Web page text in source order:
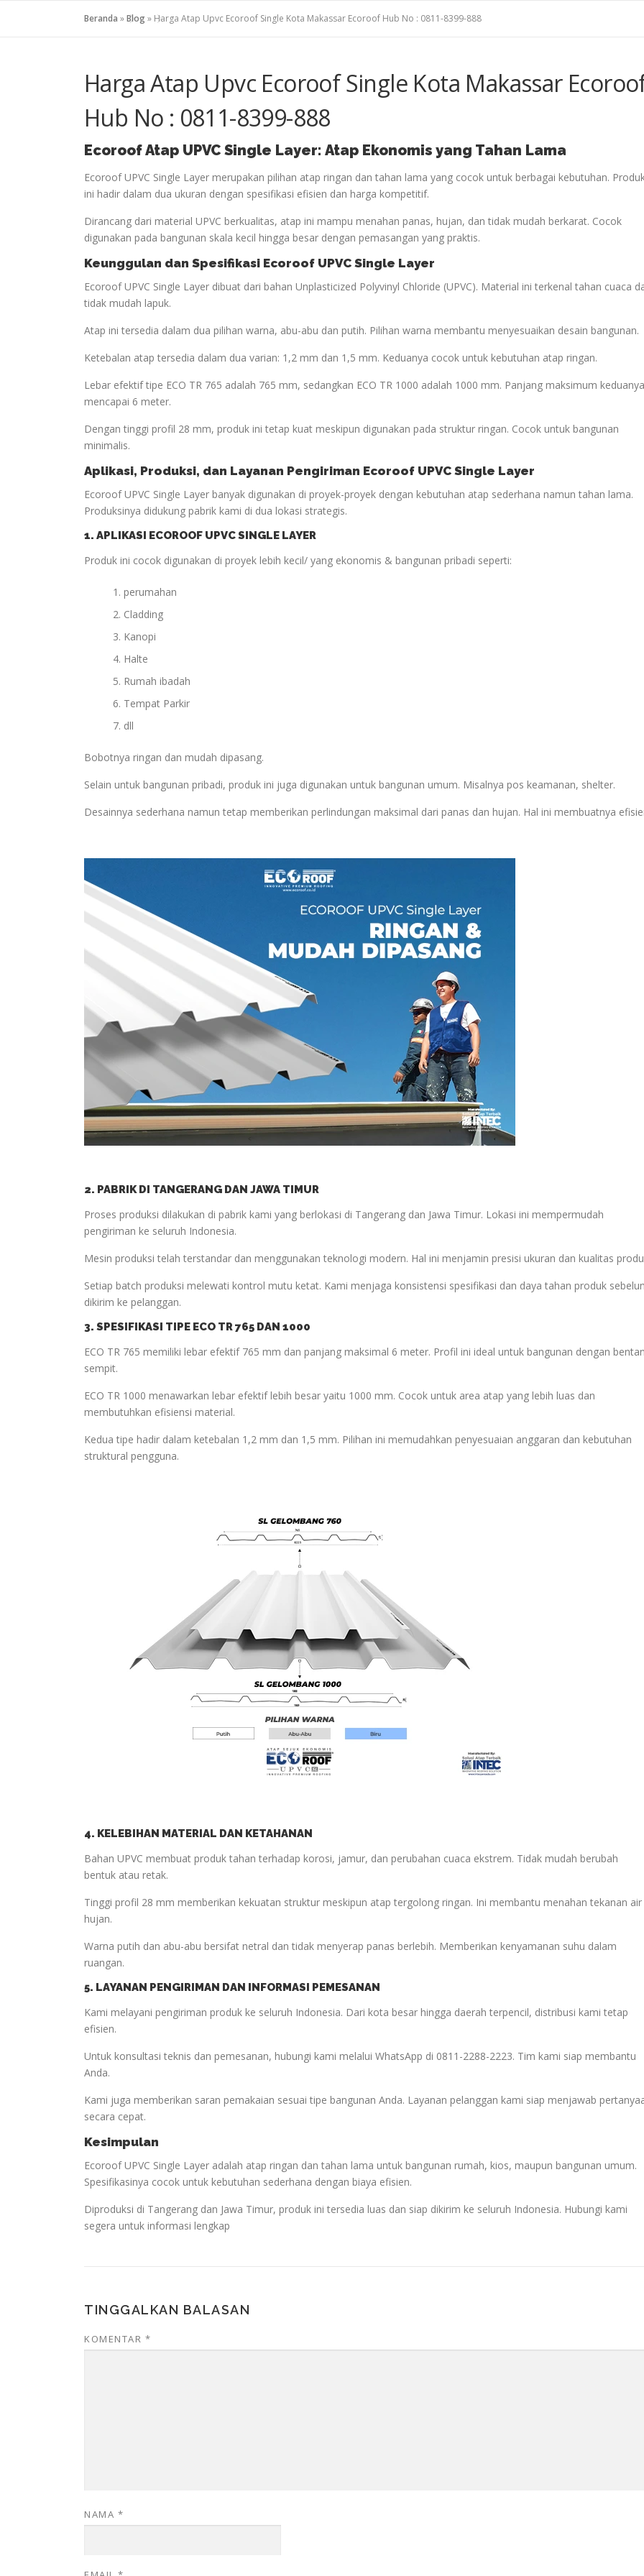
Beranda »Blog» Harga Atap Upvc Ecoroof Single Kota Makassar Ecoroof Hub No : 0811-8399-888
Harga Atap Upvc Ecoroof Single Kota Makassar
Hub No : 0811-8399-888
EcoroofAtap UPVC Single Layer: Atap Ekonomis yang Tahan Lama
Ecoroof UPVC Single Layer merupakan pilihan atap ringan dan tahan lama yang cocok untuk berbagai kebutuhan.
ini hadir dalam dua ukuran dengan spesifikasi efisien dan harga kompetitif.
Dirancang dari material UPVC berkualitas, atap ini mampu menahan panas, hujan, dan tidak mudah berkarat. Cocok
digunakan pada bangunan skala kecil hingga besar dengan pemasangan yang praktis.
Keunggulan dan Spesifikasi Ecoroof UPVC Single Layer
Ecoroof UPVC Single Layer dibuat dari bahan Unplasticized Polyvinyl Chloride (UPVC). Material ini terkenal tahan cuaca
tidak mudah lapuk.
Atap ini tersedia dalam dua pilihan warna, abu-abu dan putih. Pilihan warna membantu menyesuaikan desain bangunan.
Ketebalan atap tersedia dalam dua varian: 1,2 mm dan 1,5 mm. Keduanya cocok untuk kebutuhan atap ringan.
Lebar efektif tipe ECO TR 765 adalah 765 mm, sedangkan ECO TR 1000 adalah 1000 mm. Panjang maksimum keduanya
mencapai 6 meter.
Dengan tinggi profil 28 mm, produk ini tetap kuat meskipun digunakan pada struktur ringan. Cocok untuk bangunan
minimalis.
Aplikasi, Produksi, dan Layanan Pengiriman Ecoroof UPVC Single Layer
Ecoroof UPVC Single Layer banyak digunakan di proyek-proyek dengan kebutuhan atap sederhana namun tahan lama.
Produksinya didukung pabrik kami di dua lokasi strategis.
1. APLIKASI ECOROOF UPVC SINGLE LAYER
Produk ini cocok digunakan di proyek lebih kecil/ yang ekonomis & bangunan pribadi seperti:
perumahan
Cladding
Kanopi
Halte
Rumah ibadah
Tempat Parkir
dll
Bobotnya ringan dan mudah dipasang.
Selain untuk bangunan pribadi, produk ini juga digunakan untuk bangunan umum. Misalnya pos keamanan, shelter.
Desainnya sederhana namun tetap memberikan perlindungan maksimal dari panas dan hujan. Hal ini membuatnya
2. PABRIK DI TANGERANG DAN JAWA TIMUR
Proses produksi dilakukan di pabrik kami yang berlokasi di Tangerang dan Jawa Timur. Lokasi ini mempermudah
pengiriman ke seluruh Indonesia.
Mesin produksi telah terstandar dan menggunakan teknologi modern. Hal ini menjamin presisi ukuran dan kualitas
Setiap batch produksi melewati kontrol mutu ketat. Kami menjaga konsistensi spesifikasi dan daya tahan produk
dikirim ke pelanggan.
3. SPESIFIKASI TIPE ECO TR 765 DAN 1000
ECO TR 765 memiliki lebar efektif 765 mm dan panjang maksimal 6 meter. Profil ini ideal untuk bangunan dengan
sempit.
ECO TR 1000 menawarkan lebar efektif lebih besar yaitu 1000 mm. Cocok untuk area atap yang lebih luas dan
membutuhkan efisiensi material.
Kedua tipe hadir dalam ketebalan 1,2 mm dan 1,5 mm. Pilihan ini memudahkan penyesuaian anggaran dan kebutuhan
struktural pengguna.
4. KELEBIHAN MATERIAL DAN KETAHANAN
Bahan UPVC membuat produk tahan terhadap korosi, jamur, dan perubahan cuaca ekstrem. Tidak mudah berubah
bentuk atau retak.
Tinggi profil 28 mm memberikan kekuatan struktur meskipun atap tergolong ringan. Ini membantu menahan tekanan air
hujan.
Warna putih dan abu-abu bersifat netral dan tidak menyerap panas berlebih. Memberikan kenyamanan suhu dalam
ruangan.
5. LAYANAN PENGIRIMAN DAN INFORMASI PEMESANAN
Kami melayani pengiriman produk ke seluruh Indonesia. Dari kota besar hingga daerah terpencil, distribusi kami tetap
efisien.
Untuk konsultasi teknis dan pemesanan, hubungi kami melalui WhatsApp di 0811-2288-2223. Tim kami siap membantu
Anda.
Kami juga memberikan saran pemakaian sesuai tipe bangunan Anda. Layanan pelanggan kami siap menjawab
secara cepat.
Kesimpulan
Ecoroof UPVC Single Layer adalah atap ringan dan tahan lama untuk bangunan rumah, kios, maupun bangunan umum.
Spesifikasinya cocok untuk kebutuhan sederhana dengan biaya efisien.
Diproduksi di Tangerang dan Jawa Timur, produk ini tersedia luas dan siap dikirim ke seluruh Indonesia. Hubungi kami
segera untuk informasi lengkap
TINGGALKAN BALASAN
KOMENTAR *
NAMA *